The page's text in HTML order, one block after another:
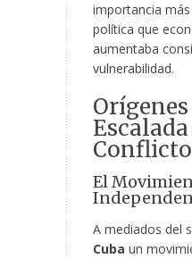
importancia
política que
aumentaba
vulnerabilidad.
Conflicto
El
A mediados del
Cuba un